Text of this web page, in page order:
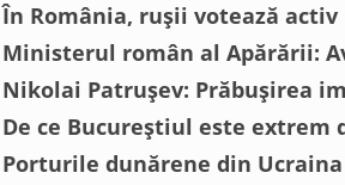
În România, rușii votează
Ministerul român al Apărării:
Nikolai Patrușev: Prăbușirea
De ce Bucureștiul este extrem
Porturile dunărene din